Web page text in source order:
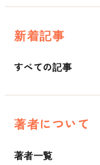
新着記事
すべての記事
著者について
著者一覧